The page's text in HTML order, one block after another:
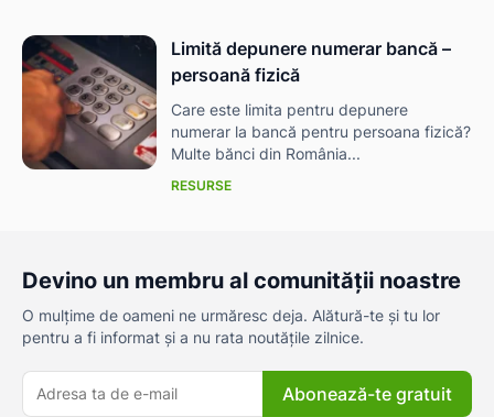
Limită depunere numerar bancă –
persoană fizică
Care este limita pentru depunere
numerar la bancă pentru persoana fizică?
Multe bănci din România...
RESURSE
Devino un membru al comunității noastre
O mulțime de oameni ne urmăresc deja. Alătură-te și tu lor
pentru a fi informat și a nu rata noutățile zilnice.
Abonează-te gratuit